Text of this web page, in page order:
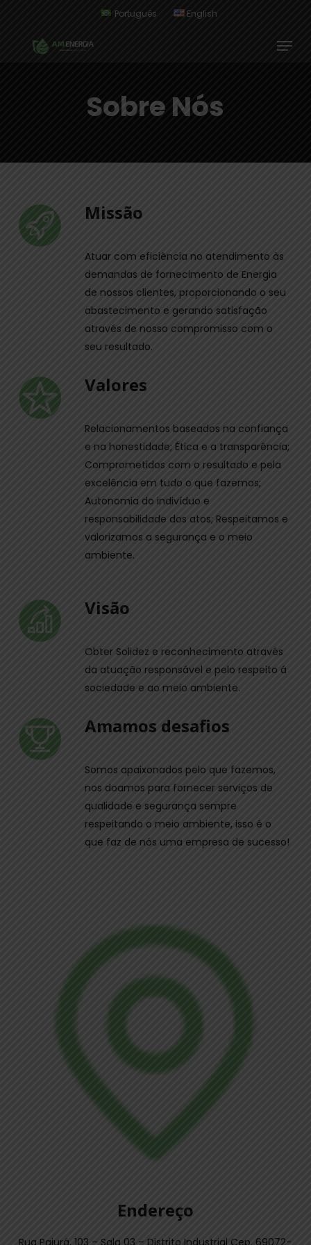
Português English
Menu
Sobre Nós
Missão
Atuar com eficiência no atendimento às
demandas de fornecimento de Energia
de nossos clientes, proporcionando o seu
abastecimento e gerando satisfação
através de nosso compromisso com o
seu resultado.
Valores
Relacionamentos baseados na confiança
e na honestidade; Ética e a transparência;
Comprometidos com o resultado e pela
excelência em tudo o que fazemos;
Autonomia do indivíduo e
responsabilidade dos atos; Respeitamos e
valorizamos a segurança e o meio
ambiente.
Visão
Obter Solidez e reconhecimento através
da atuação responsável e pelo respeito á
sociedade e ao meio ambiente.
Amamos desafios
Somos apaixonados pelo que fazemos,
nos doamos para fornecer serviços de
qualidade e segurança sempre
respeitando o meio ambiente, isso é o
que faz de nós uma empresa de sucesso!
Endereço
Rua Pajurá, 103 – Sala 03 – Distrito Industrial Cep. 69072-
Close